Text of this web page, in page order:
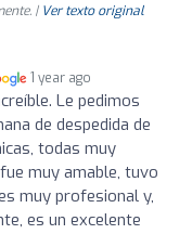
| Ver texto original
1 year ago
Le pedimos
de despedida de
todas muy
muy amable, tuvo
muy profesional y,
es un excelente